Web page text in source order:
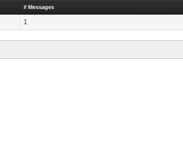
# Messages
1